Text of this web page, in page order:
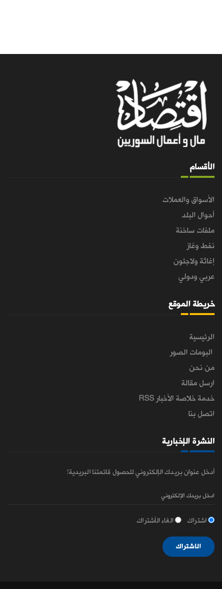
الأقسام
الأسواق والعملات
أحوال البلد
ملفات ساخنة
نفط وغاز
إغاثة ولاجئون
عربي ودولي
خريطة الموقع
الرئيسية
البومات الصور
من نحن
ارسل مقالة
خدمة خلاصة الأخبار RSS
اتصل بنا
النشرة الإخبارية
أدخل عنوان بريدك الإلكتروني للحصول قائمتنا البريدية!
اشتراك الغاء الأشتراك
الاشتراك